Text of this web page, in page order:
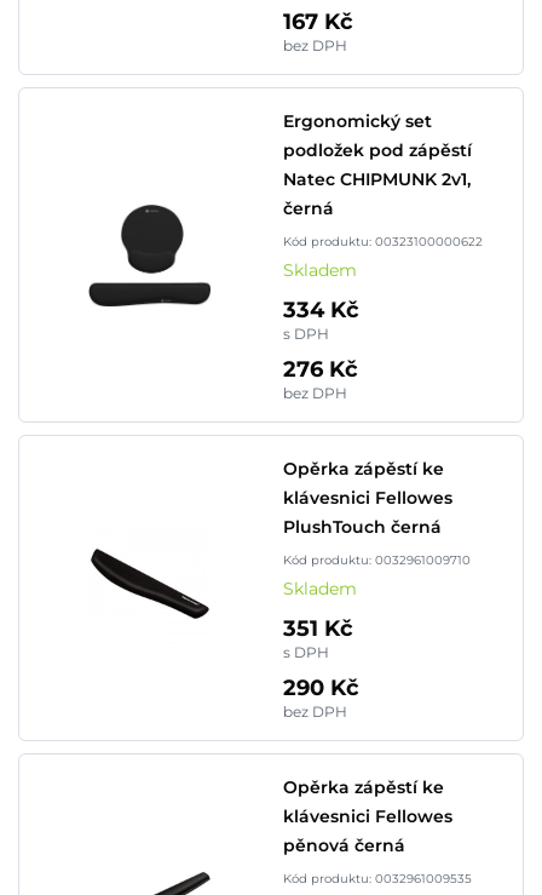
167 Kč
bez DPH
Ergonomický set
podložek pod zápěstí
Natec CHIPMUNK 2v1,
černá
Kód produktu: 00323100000622
Skladem
334 Kč
s DPH
276 Kč
bez DPH
Opěrka zápěstí ke
klávesnici Fellowes
PlushTouch černá
Kód produktu: 0032961009710
Skladem
351 Kč
s DPH
290 Kč
bez DPH
Opěrka zápěstí ke
klávesnici Fellowes
pěnová černá
Kód produktu: 0032961009535